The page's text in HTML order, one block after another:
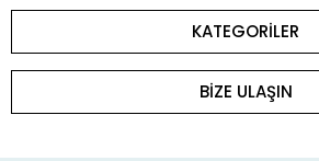
KATEGORİLER
BİZE ULAŞIN